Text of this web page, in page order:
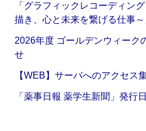
「グラフィックレコーディン
描き、心と未来を繋げる仕事
2026年度 ゴールデンウィーク
せ
【WEB】サーバへのアクセス
「薬事日報 薬学生新聞」発行